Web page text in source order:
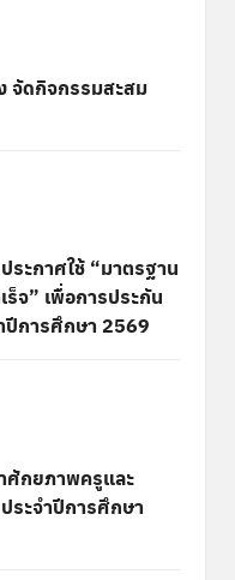
จัดกิจกรรมสะสม
ะกาศใช้ “มาตรฐาน
จ” เพื่อการประกัน
การศึกษา 2569
ศักยภาพครูและ
ะจำปีการศึกษา